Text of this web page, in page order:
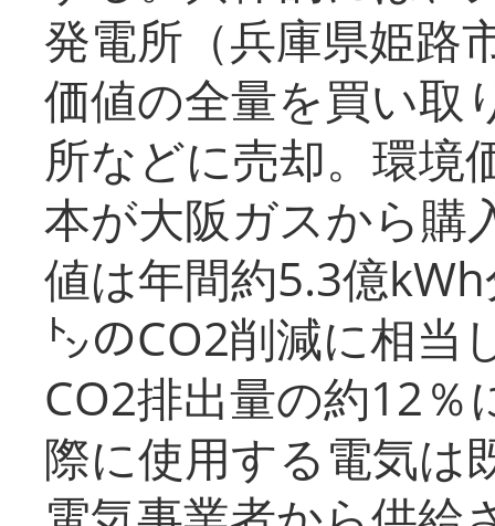
発電所（兵庫県姫路
価値の全量を買い取
所などに売却。環境
本が大阪ガスから購
値は年間約5.3億
㌧のCO2削減に相当
CO2排出量の約12％
際に使用する電気は